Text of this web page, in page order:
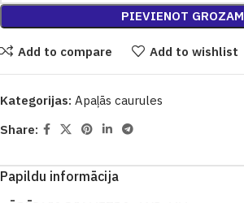
PIEVIENOT GROZAM
Add to compare Add to wishlist
Kategorijas: Apaļās caurules
Share:
Papildu informācija